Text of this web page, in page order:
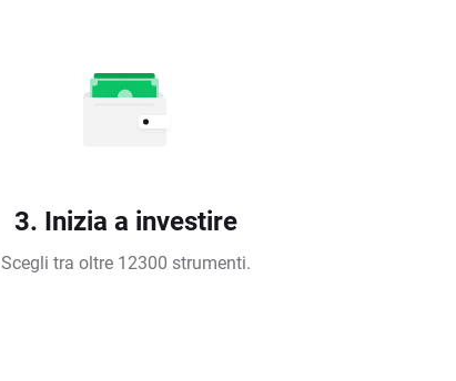
3. Inizia a investire
Scegli tra oltre 12300 strumenti.